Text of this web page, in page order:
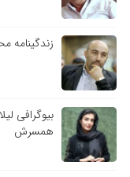
زندگینامه
بیوگرافی
همسرش